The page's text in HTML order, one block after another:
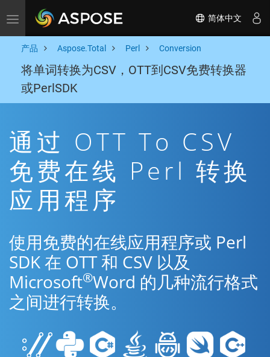
Toggle navigation 简体中文
产品 Aspose.Total Perl Conversion
将单词转换为CSV，OTT到CSV免费转换器
或PerlSDK
通过 OTT To CSV
免费在线 Perl 转换
应用程序
使用免费的在线应用程序或 Perl
SDK 在 OTT 和 CSV 以及
Microsoft®Word 的几种流行格式
之间进行转换。